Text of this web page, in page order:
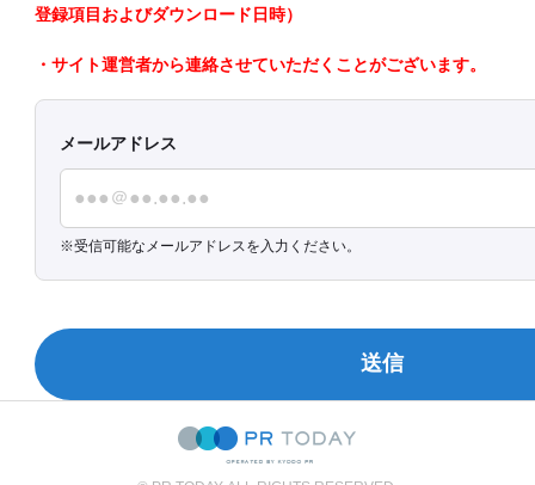
登録項目およびダウンロード日時）
・サイト運営者から連絡させていただくことがございます。
メールアドレス
受信可能なメールアドレスを入力ください。
送信